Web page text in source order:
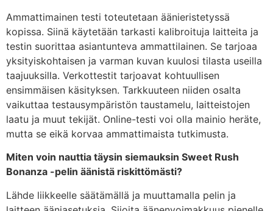
Ammattimainen testi toteutetaan äänieristetyssä
kopissa. Siinä käytetään tarkasti kalibroituja laitteita ja
testin suorittaa asiantunteva ammattilainen. Se tarjoaa
yksityiskohtaisen ja varman kuvan kuulosi tilasta useilla
taajuuksilla. Verkottestit tarjoavat kohtuullisen
ensimmäisen käsityksen. Tarkkuuteen niiden osalta
vaikuttaa testausympäristön taustamelu, laitteistojen
laatu ja muut tekijät. Online-testi voi olla mainio heräte,
mutta se eikä korvaa ammattimaista tutkimusta.
Miten voin nauttia täysin siemauksin Sweet Rush
Bonanza -pelin äänistä riskittömästi?
Lähde liikkeelle säätämällä ja muuttamalla pelin ja